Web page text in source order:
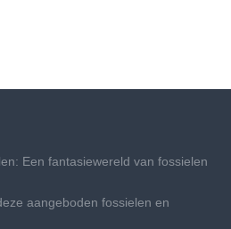
Een fantasiewereld van fossielen
aangeboden fossielen en